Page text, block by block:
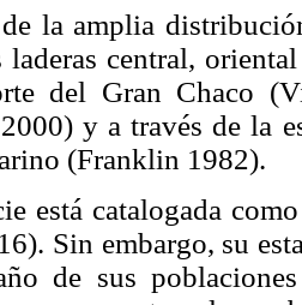
la amplia
laderas central,
del Gran Chaco
y a través de la
(Franklin 1982).
está catalogada
Sin embargo, su
de sus